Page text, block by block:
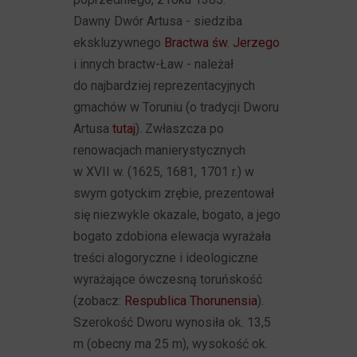
Dawny Dwór Artusa - siedziba
ekskluzywnego Bractwa św. Jerzego
i innych bractw-Ław - należał
do najbardziej reprezentacyjnych
gmachów w Toruniu (o tradycji Dworu
Artusatutaj). Zwłaszcza po
renowacjach manierystycznych
w XVII w. (1625, 1681, 1701 r.) w
swym gotyckim zrębie, prezentował
się niezwykle okazale, bogato, a jego
bogato zdobiona elewacja wyrażała
treści alogoryczne i ideologiczne
wyrażające ówczesną toruńskość
(zobacz: Respublica Thorunensia).
Szerokość Dworu wynosiła ok. 13,5
m (obecny ma 25 m), wysokość ok.